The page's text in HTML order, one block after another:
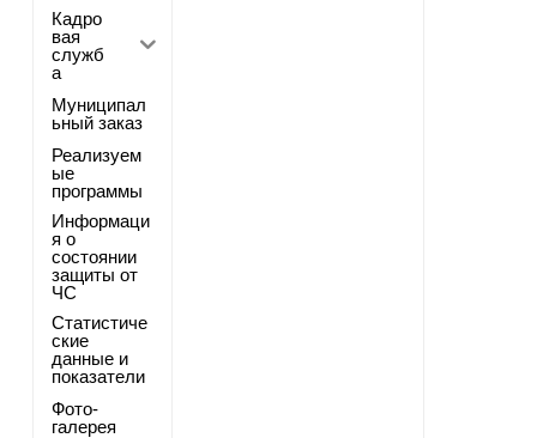
Кадро
вая
служб
а
Муниципал
ьный заказ
Реализуем
ые
программы
Информаци
я о
состоянии
защиты от
ЧС
Статистиче
ские
данные и
показатели
Фото-
галерея